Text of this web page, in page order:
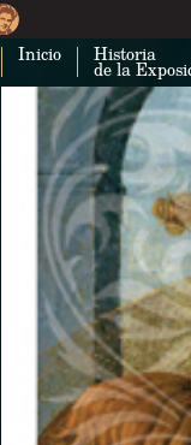
Inicio Historia
de la